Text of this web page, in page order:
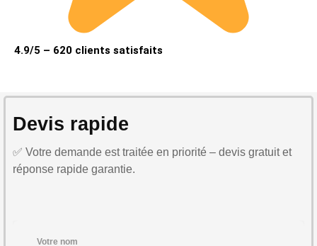
4.9/5 – 620 clients satisfaits
Devis rapide
✅ Votre demande est traitée en priorité – devis gratuit et
réponse rapide garantie.
Votre nom